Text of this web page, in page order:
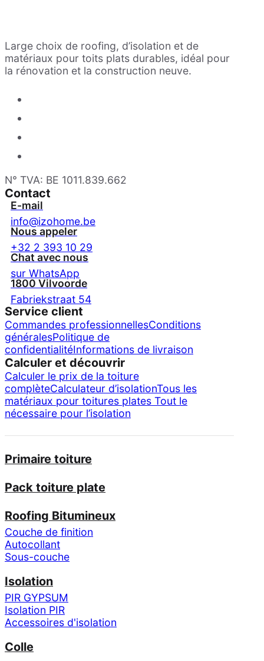
Large choix de roofing, d’isolation et de
matériaux pour toits plats durables, idéal pour
la rénovation et la construction neuve.
N° TVA: BE 1011.839.662
Contact
E-mail
info@izohome.be
Nous appeler
+32 2 393 10 29
Chat avec nous
sur WhatsApp
1800 Vilvoorde
Fabriekstraat 54
Service client
Commandes professionnellesConditions
généralesPolitique de
confidentialitéInformations de livraison
Calculer et découvrir
Calculer le prix de la toiture
complèteCalculateur d’isolationTous les
matériaux pour toitures plates Tout le
nécessaire pour l’isolation
Primaire toiture
Pack toiture plate
Roofing Bitumineux
Couche de finition
Autocollant
Sous-couche
Isolation
PIR GYPSUM
Isolation PIR
Accessoires d'isolation
Colle